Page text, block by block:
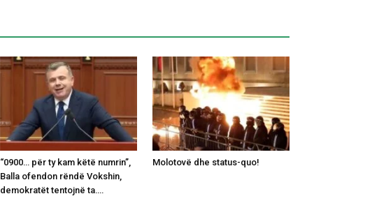
“0900… për ty kam këtë numrin”,
Balla ofendon rëndë Vokshin,
demokratët tentojnë ta….
Molotovë dhe status-quo!